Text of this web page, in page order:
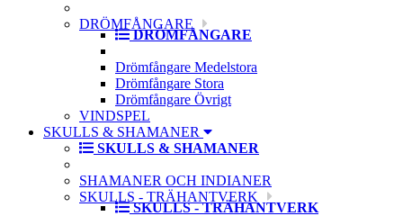
DRÖMFÅNGARE
DRÖMFÅNGARE
Drömfångare Medelstora
Drömfångare Stora
Drömfångare Övrigt
VINDSPEL
SKULLS & SHAMANER
SKULLS & SHAMANER
SHAMANER OCH INDIANER
SKULLS - TRÄHANTVERK
SKULLS - TRÄHANTVERK